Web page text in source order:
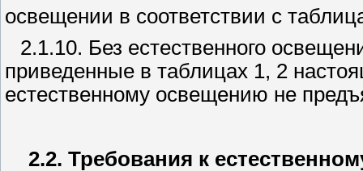
освещении в соответствии с
2.1.10. Без естественного
приведенные в таблицах 1, 2
естественному освещению не
2.2. Требования к